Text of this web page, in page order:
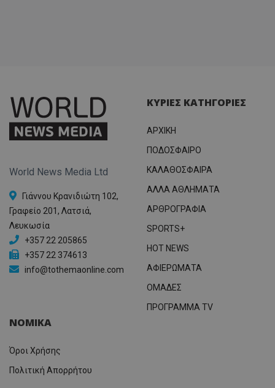
World News Media Ltd
Γιάννου Κρανιδιώτη 102,
Γραφείο 201, Λατσιά,
Λευκωσία
+357 22 205865
+357 22 374613
info@tothemaonline.com
ΚΥΡΙΕΣ ΚΑΤΗΓΟΡΙΕΣ
ΑΡΧΙΚΗ
ΠΟΔΟΣΦΑΙΡΟ
ΚΑΛΑΘΟΣΦΑΙΡΑ
ΑΛΛΑ ΑΘΛΗΜΑΤΑ
ΑΡΘΡΟΓΡΑΦΙΑ
SPORTS+
HOT NEWS
ΑΦΙΕΡΩΜΑΤΑ
ΟΜΑΔΕΣ
ΠΡΟΓΡΑΜΜΑ TV
ΝΟΜΙΚΑ
Όροι Χρήσης
Πολιτική Απορρήτου